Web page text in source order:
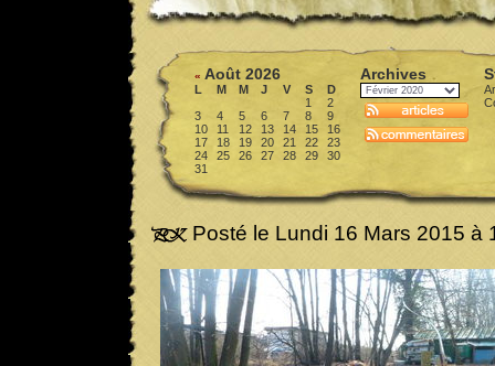
« Août 2026
L M M J V S
D
1
2
3
4 5 6 7 8
9
10
11 12 13 14 15
16
17
18 19 20 21 22
23
24
25 26 27 28 29
30
31
Archives
Posté le Lundi 16 Mars 2015 à